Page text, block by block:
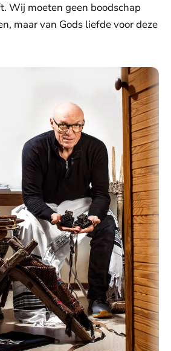
Wij moeten geen boodschap
maar van Gods liefde voor deze